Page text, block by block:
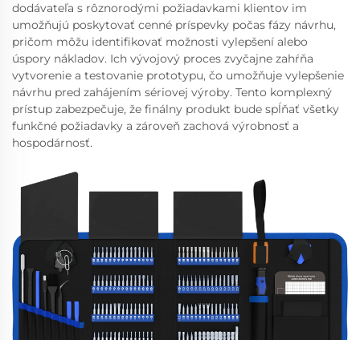
dodávateľa s rôznorodými požiadavkami klientov im
umožňujú poskytovať cenné príspevky počas fázy návrhu,
pričom môžu identifikovať možnosti vylepšení alebo
úspory nákladov. Ich vývojový proces zvyčajne zahŕňa
vytvorenie a testovanie prototypu, čo umožňuje vylepšenie
návrhu pred zahájením sériovej výroby. Tento komplexný
prístup zabezpečuje, že finálny produkt bude spĺňať všetky
funkčné požiadavky a zároveň zachová výrobnosť a
hospodárnosť.